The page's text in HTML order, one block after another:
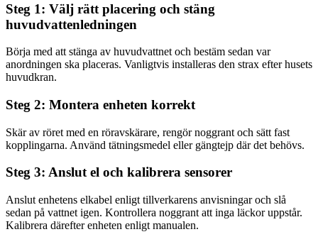
Steg 1: Välj rätt placering och stäng
huvudvattenledningen
Börja med att stänga av huvudvattnet och bestäm sedan var
anordningen ska placeras. Vanligtvis installeras den strax efter husets
huvudkran.
Steg 2: Montera enheten korrekt
Skär av röret med en röravskärare, rengör noggrant och sätt fast
kopplingarna. Använd tätningsmedel eller gängtejp där det behövs.
Steg 3: Anslut el och kalibrera sensorer
Anslut enhetens elkabel enligt tillverkarens anvisningar och slå
sedan på vattnet igen. Kontrollera noggrant att inga läckor uppstår.
Kalibrera därefter enheten enligt manualen.